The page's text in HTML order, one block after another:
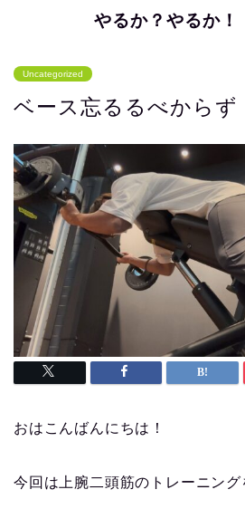
やるか？やるか！
Uncategorized
ベース忘るるべからず
おはこんばんにちは！
今回は上腕二頭筋のトレーニング